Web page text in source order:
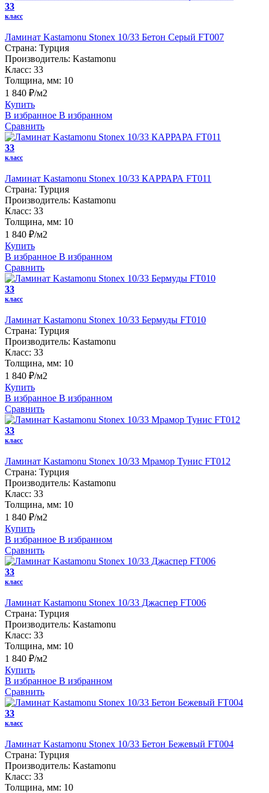
33
класс
Ламинат Kastamonu Stonex 10/33 Бетон Серый FT007
Страна: Турция
Производитель: Kastamonu
Класс: 33
Толщина, мм: 10
1 840 ₽/м2
Купить
В избранное В избранном
Сравнить
33
класс
Ламинат Kastamonu Stonex 10/33 КАРРАРА FT011
Страна: Турция
Производитель: Kastamonu
Класс: 33
Толщина, мм: 10
1 840 ₽/м2
Купить
В избранное В избранном
Сравнить
33
класс
Ламинат Kastamonu Stonex 10/33 Бермуды FT010
Страна: Турция
Производитель: Kastamonu
Класс: 33
Толщина, мм: 10
1 840 ₽/м2
Купить
В избранное В избранном
Сравнить
33
класс
Ламинат Kastamonu Stonex 10/33 Мрамор Тунис FT012
Страна: Турция
Производитель: Kastamonu
Класс: 33
Толщина, мм: 10
1 840 ₽/м2
Купить
В избранное В избранном
Сравнить
33
класс
Ламинат Kastamonu Stonex 10/33 Джаспер FT006
Страна: Турция
Производитель: Kastamonu
Класс: 33
Толщина, мм: 10
1 840 ₽/м2
Купить
В избранное В избранном
Сравнить
33
класс
Ламинат Kastamonu Stonex 10/33 Бетон Бежевый FT004
Страна: Турция
Производитель: Kastamonu
Класс: 33
Толщина, мм: 10